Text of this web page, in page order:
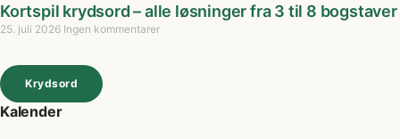
Kortspil krydsord – alle løsninger fra 3 til 8 bogstaver
25. juli 2026 Ingen kommentarer
Krydsord
Kalender